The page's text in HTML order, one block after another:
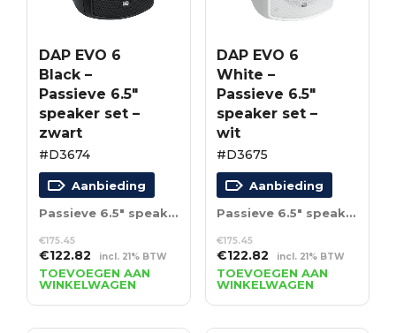
DAP EVO 6
Black –
Passieve 6.5″
speaker set –
zwart
#D3674
Aanbieding
Passieve 6.5″ speaker set – zwart
€175.45
Oorspronkelijke
prijs
was:
€175.45.
€122.82Huidige
prijs
is:
€122.82.
incl. 21% BTW
TOEVOEGEN AAN
WINKELWAGEN
DAP EVO 6
White –
Passieve 6.5″
speaker set –
wit
#D3675
Aanbieding
Passieve 6.5″ speaker set – wit
€175.45
Oorspronkelijke
prijs
was:
€175.45.
€122.82 Huidige
prijs
is:
€122.82.
incl. 21% BTW
TOEVOEGEN AAN
WINKELWAGEN